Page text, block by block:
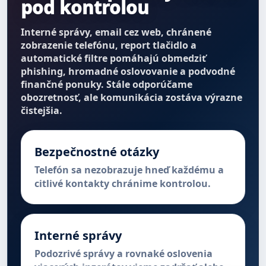
pod kontrolou
Interné správy, email cez web, chránené
zobrazenie telefónu, report tlačidlo a
automatické filtre pomáhajú obmedziť
phishing, hromadné oslovovanie a podvodné
finančné ponuky. Stále odporúčame
obozretnosť, ale komunikácia zostáva výrazne
čistejšia.
Bezpečnostné otázky
Telefón sa nezobrazuje hneď každému a
citlivé kontakty chránime kontrolou.
Interné správy
Podozrivé správy a rovnaké oslovenia